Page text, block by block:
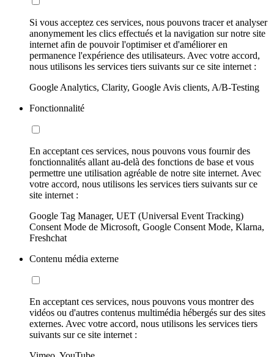
Si vous acceptez ces services, nous pouvons tracer et analyser
anonymement les clics effectués et la navigation sur notre site
internet afin de pouvoir l'optimiser et d'améliorer en
permanence l'expérience des utilisateurs. Avec votre accord,
nous utilisons les services tiers suivants sur ce site internet :
Google Analytics, Clarity, Google Avis clients, A/B-Testing
Fonctionnalité
En acceptant ces services, nous pouvons vous fournir des
fonctionnalités allant au-delà des fonctions de base et vous
permettre une utilisation agréable de notre site internet. Avec
votre accord, nous utilisons les services tiers suivants sur ce
site internet :
Google Tag Manager, UET (Universal Event Tracking)
Consent Mode de Microsoft, Google Consent Mode, Klarna,
Freshchat
Contenu média externe
En acceptant ces services, nous pouvons vous montrer des
vidéos ou d'autres contenus multimédia hébergés sur des sites
externes. Avec votre accord, nous utilisons les services tiers
suivants sur ce site internet :